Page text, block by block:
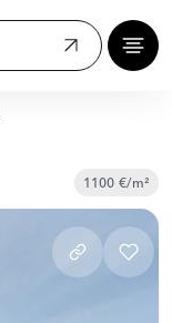
1100 €/m²